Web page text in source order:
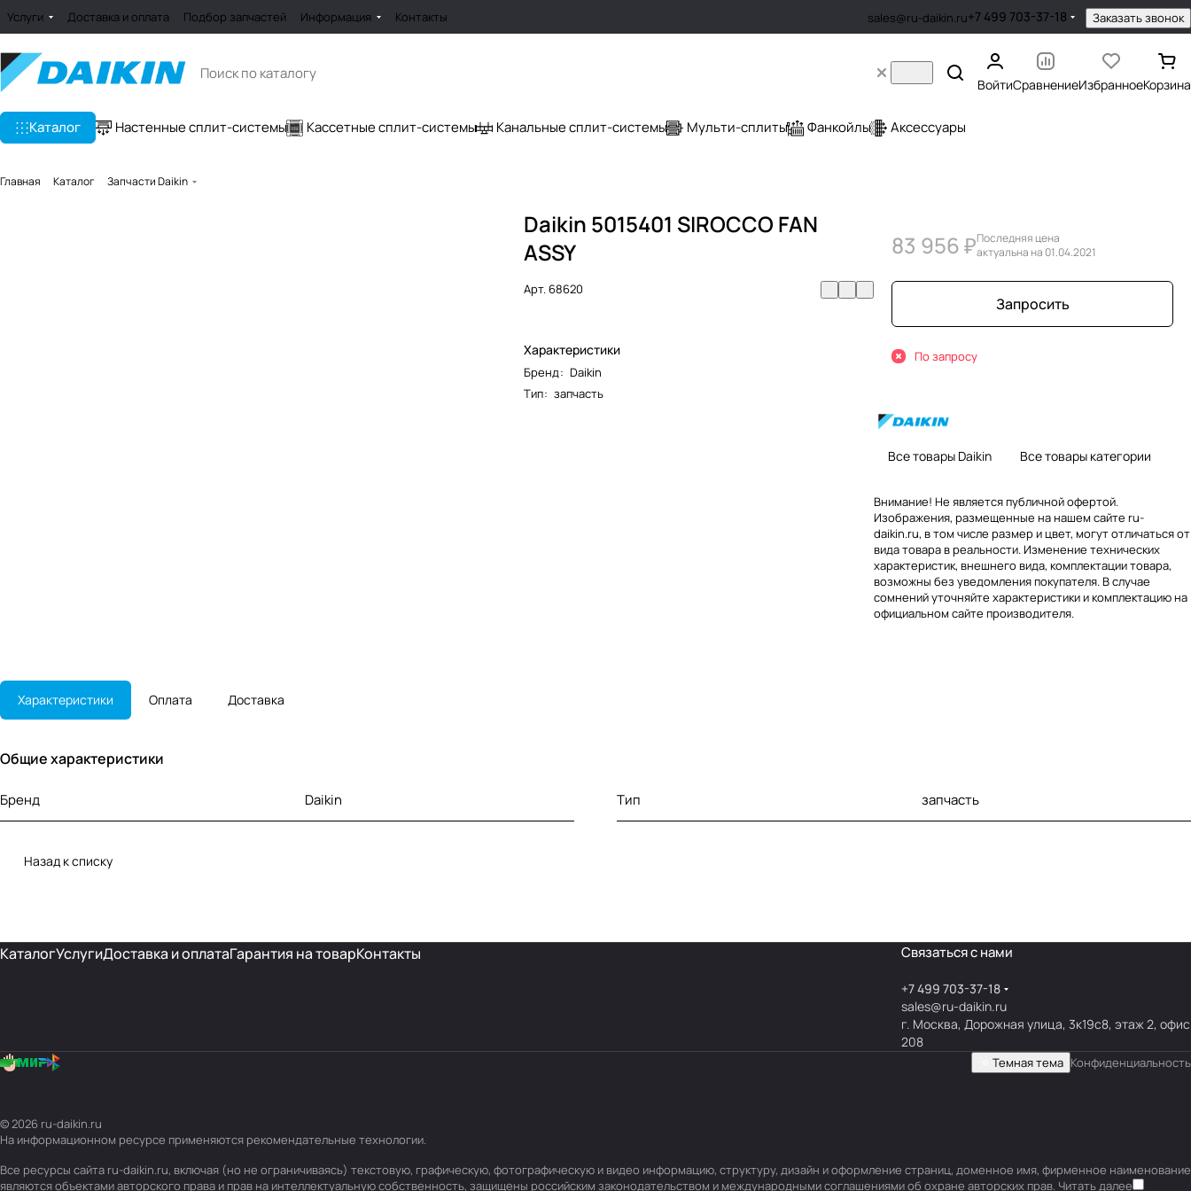
Услуги Доставка и оплата Подбор запчастей Информация Контакты sales@ru-daikin.ru+7 499 703-37-18 Заказать звонок
ВойтиСравнениеИзбранноеКорзина
Каталог Настенные сплит-системы Кассетные сплит-системы Канальные сплит-системы Мульти-сплиты Фанкойлы Аксессуары
Главная Каталог Запчасти Daikin
Daikin 5015401 SIROCCO FAN
ASSY
Арт.68620
Характеристики
Бренд: Daikin
Тип: запчасть
83 956 ₽Последняя цена
актуальна на 01.04.2021
Запросить
По запросу
Все товары Daikin Все товары категории
Внимание! Не является публичной офертой.
Изображения, размещенные на нашем сайте ru-
daikin.ru, в том числе размер и цвет, могут отличаться от
вида товара в реальности. Изменение технических
характеристик, внешнего вида, комплектации товара,
возможны без уведомления покупателя. В случае
сомнений уточняйте характеристики и комплектацию на
официальном сайте производителя.
Характеристики Оплата Доставка
Общие характеристики
Бренд Daikin Тип запчасть
Назад к списку
КаталогУслугиДоставка и оплатаГарантия на товарКонтакты Связаться с нами
+7 499 703-37-18
sales@ru-daikin.ru
г. Москва, Дорожная улица, 3к19с8, этаж 2, офис
208
Темная тема Конфиденциальность
© 2026 ru-daikin.ru
На информационном ресурсе применяются рекомендательные технологии.
Все ресурсы сайта ru-daikin.ru, включая (но не ограничиваясь) текстовую, графическую, фотографическую и видео информацию, структуру, дизайн и оформление страниц, доменное имя, фирменное наименование
являются объектами авторского права и прав на интеллектуальную собственность, защищены российским законодательством и международными соглашениями об охране авторских прав. Читать далее